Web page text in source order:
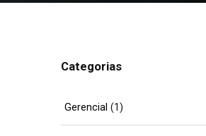
Categorias
Gerencial (1)